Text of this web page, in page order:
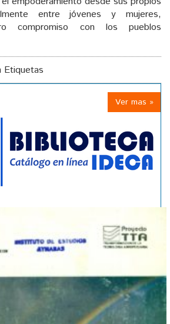
entre jóvenes y mujeres,
compromiso con los pueblos
Etiquetas
Ver mas »